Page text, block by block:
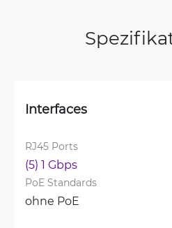
Interfaces
RJ45 Ports
(5) 1 Gbps
PoE Standards
ohne PoE